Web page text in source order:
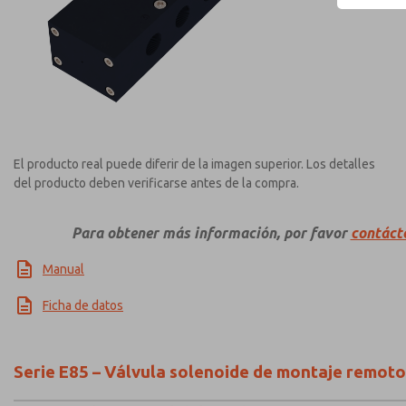
El producto real puede diferir de la imagen superior. Los detalles
del producto deben verificarse antes de la compra.
Para obtener más información, por favor
Manual
Ficha de datos
Serie E85 – Válvula solenoide de montaje